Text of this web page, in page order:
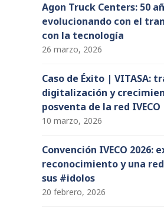
Agon Truck Centers: 50
evolucionando con el
con la tecnología
26 marzo, 2026
Caso de Éxito | VITASA:
digitalización y
posventa de la red IVECO
10 marzo, 2026
Convención IVECO 2026:
reconocimiento y una
sus #idolos
20 febrero, 2026